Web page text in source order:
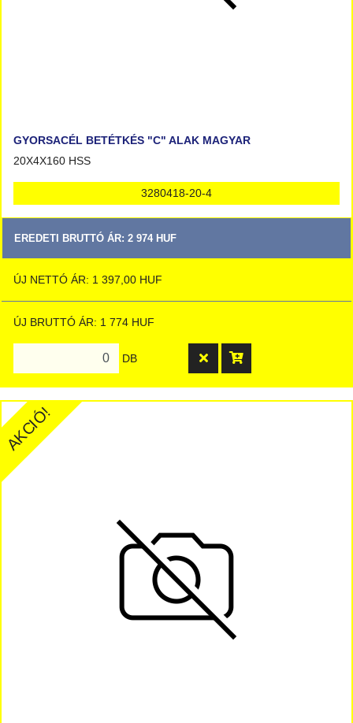
GYORSACÉL BETÉTKÉS "C" ALAK MAGYAR
20X4X160 HSS
3280418-20-4
EREDETI BRUTTÓ ÁR: 2 974 HUF
ÚJ NETTÓ ÁR: 1 397,00 HUF
ÚJ BRUTTÓ ÁR: 1 774 HUF
DB